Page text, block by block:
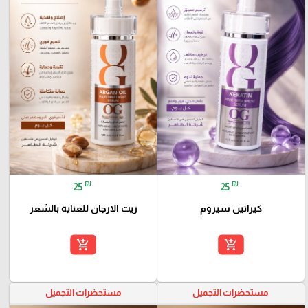
25 ₪
كيراتين سيروم
add_shopping_cart
25 ₪
زيت الارجان للعناية بالشعر
add_shopping_cart
مستحضرات التجميل مستحضرات التجميل